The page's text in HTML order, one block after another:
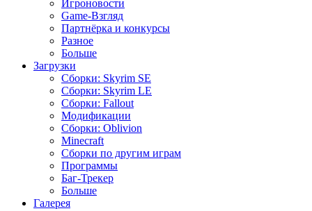
Игроновости
Game-Взгляд
Партнёрка и конкурсы
Разное
Больше
Загрузки
Сборки: Skyrim SE
Сборки: Skyrim LE
Сборки: Fallout
Модификации
Сборки: Oblivion
Minecraft
Сборки по другим играм
Программы
Баг-Трекер
Больше
Галерея